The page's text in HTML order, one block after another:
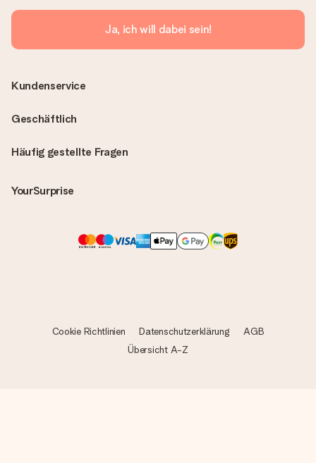
Ja, ich will dabei sein!
Häufig gestellte Fragen
YourSurprise
Kundenservice
Geschäftlich
Cookie Richtlinien Datenschutzerklärung
AGB
Übersicht A-Z